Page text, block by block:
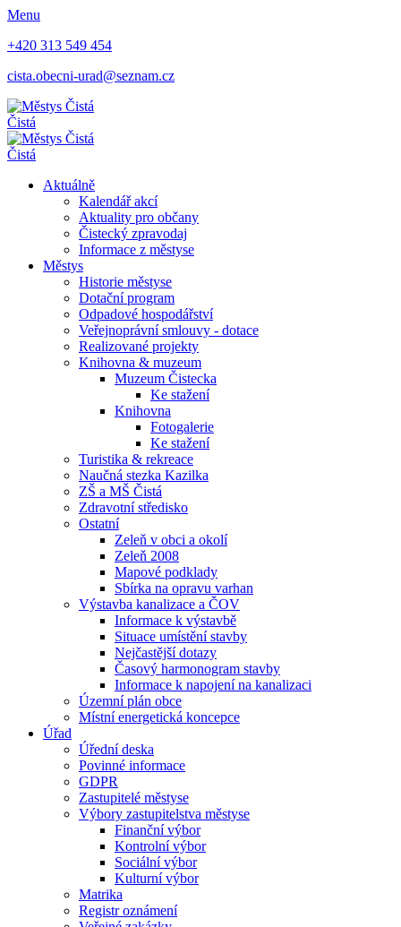
Menu
+420 313 549 454
cista.obecni-urad@seznam.cz
Čistá
Čistá
Aktuálně
Kalendář akcí
Aktuality pro občany
Čistecký zpravodaj
Informace z městyse
Městys
Historie městyse
Dotační program
Odpadové hospodářství
Veřejnoprávní smlouvy - dotace
Realizované projekty
Knihovna & muzeum
Muzeum Čistecka
Ke stažení
Knihovna
Fotogalerie
Ke stažení
Turistika & rekreace
Naučná stezka Kazilka
ZŠ a MŠ Čistá
Zdravotní středisko
Ostatní
Zeleň v obci a okolí
Zeleň 2008
Mapové podklady
Sbírka na opravu varhan
Výstavba kanalizace a ČOV
Informace k výstavbě
Situace umístění stavby
Nejčastější dotazy
Časový harmonogram stavby
Informace k napojení na kanalizaci
Územní plán obce
Místní energetická koncepce
Úřad
Úřední deska
Povinné informace
GDPR
Zastupitelé městyse
Výbory zastupitelstva městyse
Finanční výbor
Kontrolní výbor
Sociální výbor
Kulturní výbor
Matrika
Registr oznámení